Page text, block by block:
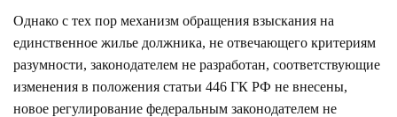
Однако с тех пор механизм обращения взыскания на
единственное жилье должника, не отвечающего критериям
разумности, законодателем не разработан, соответствующие
изменения в положения статьи 446 ГК РФ не внесены,
новое регулирование федеральным законодателем не